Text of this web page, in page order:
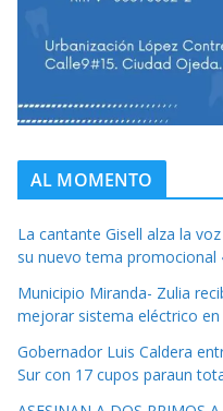
AL MOMENTO
La cantante Gisell alza la
su nuevo tema promocional
Municipio Miranda- Zulia
mejorar sistema eléctrico en
Gobernador Luis Caldera
Sur con 17 cupos paraun